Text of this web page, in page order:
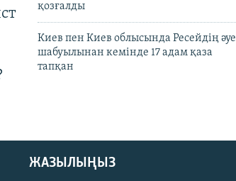
қозғалды
Киев пен Киев облысында Ресейдің әуе
шабуылынан кемінде 17 адам қаза
тапқан
ЖАЗЫЛЫҢЫЗ